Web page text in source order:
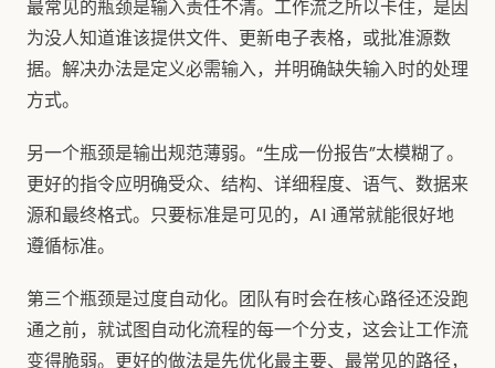
最常见的瓶颈是输入责任不清。工作流之所以卡住，是因
为没人知道谁该提供文件、更新电子表格，或批准源数
据。解决办法是定义必需输入，并明确缺失输入时的处理
方式。
另一个瓶颈是输出规范薄弱。“生成一份报告”太模糊了。
更好的指令应明确受众、结构、详细程度、语气、数据来
源和最终格式。只要标准是可见的，AI 通常就能很好地
遵循标准。
第三个瓶颈是过度自动化。团队有时会在核心路径还没跑
通之前，就试图自动化流程的每一个分支，这会让工作流
变得脆弱。更好的做法是先优化最主要、最常见的路径，